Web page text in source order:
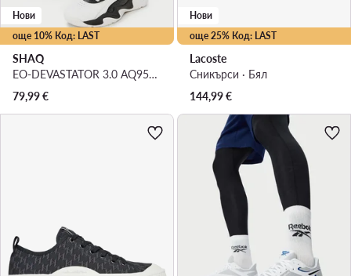
още 10% Код: LAST
Нови
SHAQ
EO-DEVASTATOR 3.0 AQ95078M-BW · Обувки за баскетбол
79,99€
още 25% Код: LAST
Нови
Lacoste
Сникърси · Бял
144,99€